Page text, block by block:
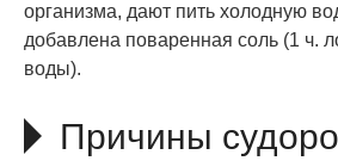
организма, дают пить холодную
добавлена поваренная соль (1 ч.
воды).
Причины